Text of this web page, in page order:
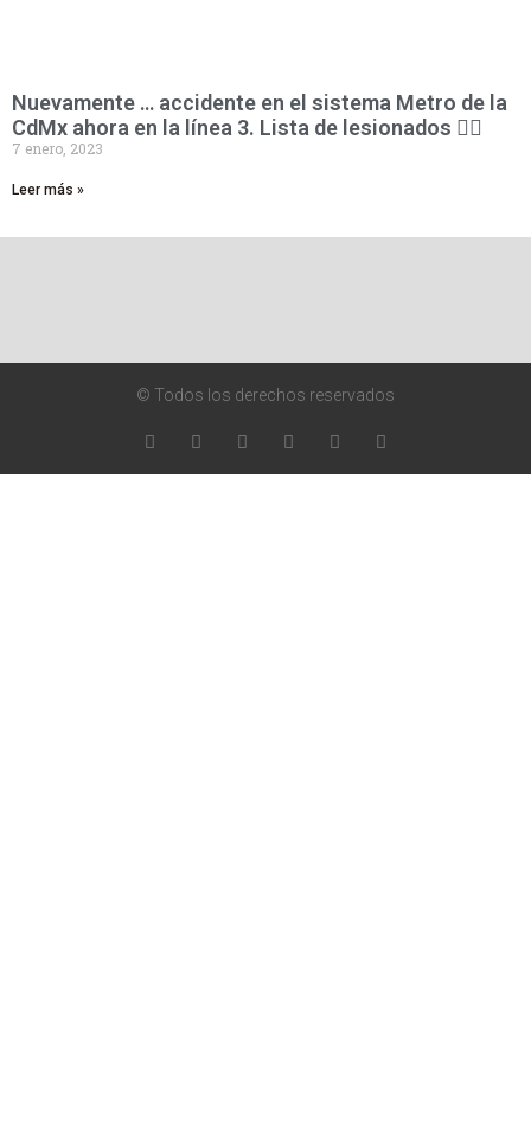
Nuevamente … accidente en el sistema Metro de la
CdMx ahora en la línea 3. Lista de lesionados 👇🏻
7 enero, 2023
Leer más »
© Todos los derechos reservados